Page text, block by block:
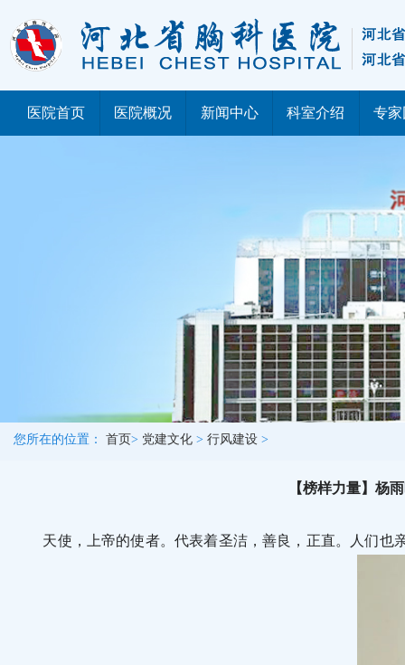
医院首页 医院概况 新闻中心 科室介绍 专
您所在的位置： 首页> 党建文化 > 行风建设 >
【榜样力量】杨
天使，上帝的使者。代表着圣洁，善良，正直。人们也